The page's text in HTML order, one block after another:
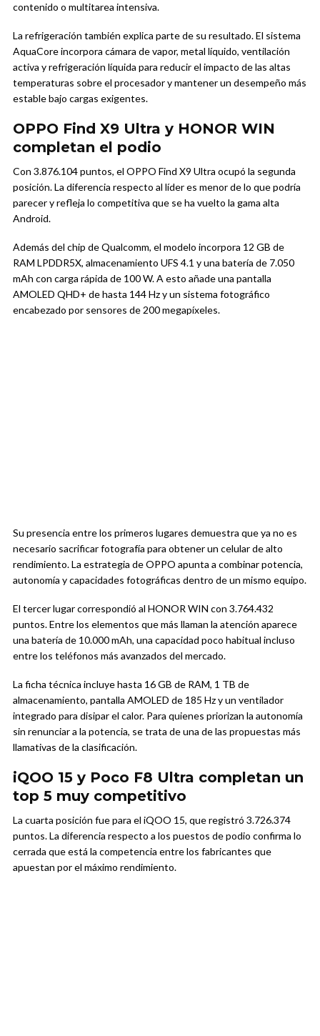
contenido o multitarea intensiva.
La refrigeración también explica parte de su resultado. El sistema
AquaCore incorpora cámara de vapor, metal líquido, ventilación
activa y refrigeración líquida para reducir el impacto de las altas
temperaturas sobre el procesador y mantener un desempeño más
estable bajo cargas exigentes.
OPPO Find X9 Ultra y HONOR WIN
completan el podio
Con 3.876.104 puntos, el OPPO Find X9 Ultra ocupó la segunda
posición. La diferencia respecto al líder es menor de lo que podría
parecer y refleja lo competitiva que se ha vuelto la gama alta
Android.
Además del chip de Qualcomm, el modelo incorpora 12 GB de
RAM LPDDR5X, almacenamiento UFS 4.1 y una batería de 7.050
mAh con carga rápida de 100 W. A esto añade una pantalla
AMOLED QHD+ de hasta 144 Hz y un sistema fotográfico
encabezado por sensores de 200 megapíxeles.
Su presencia entre los primeros lugares demuestra que ya no es
necesario sacrificar fotografía para obtener un celular de alto
rendimiento. La estrategia de OPPO apunta a combinar potencia,
autonomía y capacidades fotográficas dentro de un mismo equipo.
El tercer lugar correspondió al HONOR WIN con 3.764.432
puntos. Entre los elementos que más llaman la atención aparece
una batería de 10.000 mAh, una capacidad poco habitual incluso
entre los teléfonos más avanzados del mercado.
La ficha técnica incluye hasta 16 GB de RAM, 1 TB de
almacenamiento, pantalla AMOLED de 185 Hz y un ventilador
integrado para disipar el calor. Para quienes priorizan la autonomía
sin renunciar a la potencia, se trata de una de las propuestas más
llamativas de la clasificación.
iQOO 15 y Poco F8 Ultra completan un
top 5 muy competitivo
La cuarta posición fue para el iQOO 15, que registró 3.726.374
puntos. La diferencia respecto a los puestos de podio confirma lo
cerrada que está la competencia entre los fabricantes que
apuestan por el máximo rendimiento.